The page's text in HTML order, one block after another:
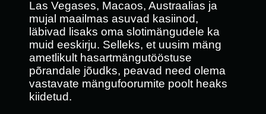
Las Vegases, Macaos, Austraalias ja
mujal maailmas asuvad kasiinod,
läbivad lisaks oma slotimängudele ka
muid eeskirju. Selleks, et uusim mäng
ametlikult hasartmängutööstuse
põrandale jõudks, peavad need olema
vastavate mängufoorumite poolt heaks
kiidetud.